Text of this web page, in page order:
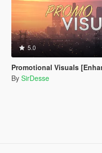
5.0
Promotional Visuals
By SirDesse